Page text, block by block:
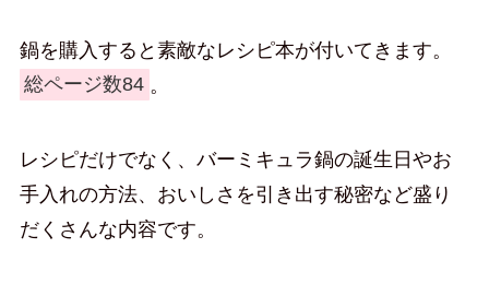
鍋を購入すると素敵なレシピ本が付いてきます。
総ページ数84 。
レシピだけでなく、バーミキュラ鍋の誕生日やお
手入れの方法、おいしさを引き出す秘密など盛り
だくさんな内容です。